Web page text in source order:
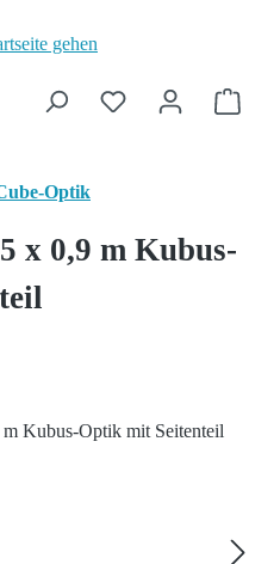
Optik
x 0,9 m Kubus-